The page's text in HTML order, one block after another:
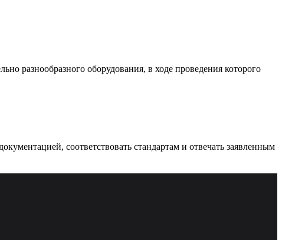
разнообразного оборудования, в ходе проведения которого
соответствовать стандартам и отвечать заявленным